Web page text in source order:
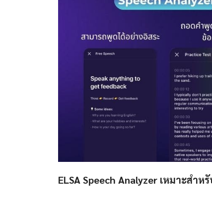
ELSA Speech Analyzer เหมาะสำห